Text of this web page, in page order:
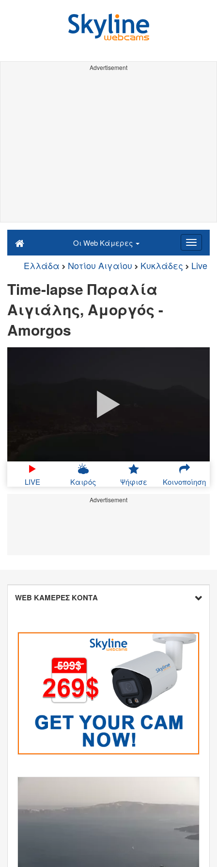
Advertisement
Οι Web Κάμερες
Ελλάδα Νοτίου Αιγαίου Κυκλάδες Live
Time-lapse Παραλία
Αιγιάλης, Αμοργός -
Amorgos
LIVE Καιρός Ψήφισε Κοινοποίηση
Advertisement
WEB ΚΑΜΕΡΕΣ ΚΟΝΤΑ